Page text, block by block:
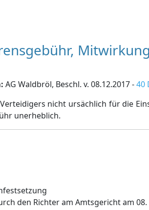
AG Waldbröl, Beschl. v. 08.12.2017 -40
nicht ursächlich für die
unerheblich.
den Richter am Amtsgericht am